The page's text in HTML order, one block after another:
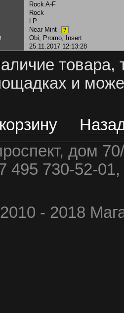
Rock A-F
Rock
LP
Near Mint ?
Obi, Promo, Insert
25.11.2017 12:13:28
товара,
и
дом
495 730-52-
- 2018